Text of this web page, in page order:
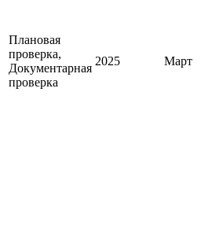
Плановая
проверка,
Документарная
проверка
2025 Март